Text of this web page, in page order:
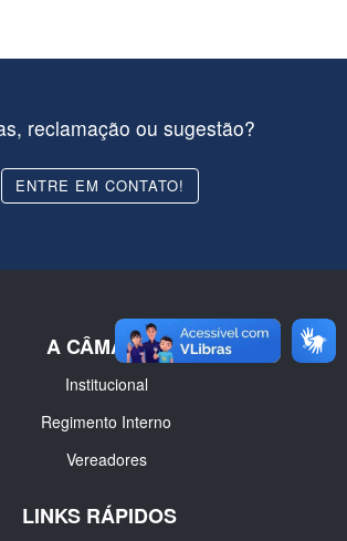
reclamação ou sugestão?
ENTRE EM CONTATO!
A CÂMARA
Institucional
Regimento Interno
Vereadores
LINKS RÁPIDOS